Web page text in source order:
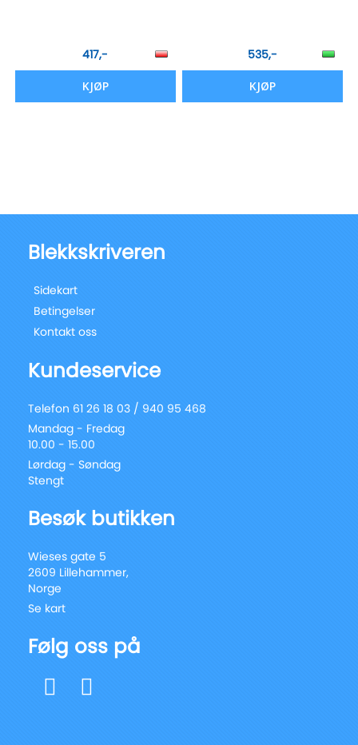
417,-
KJØP
535,-
KJØP
Blekkskriveren
Sidekart
Betingelser
Kontakt oss
Kundeservice
Telefon 61 26 18 03 / 940 95 468
Mandag - Fredag
10.00 - 15.00
Lørdag - Søndag
Stengt
Besøk butikken
Wieses gate 5
2609 Lillehammer,
Norge
Se kart
Følg oss på